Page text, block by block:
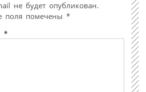
не будет опубликован.
поля помечены *
*